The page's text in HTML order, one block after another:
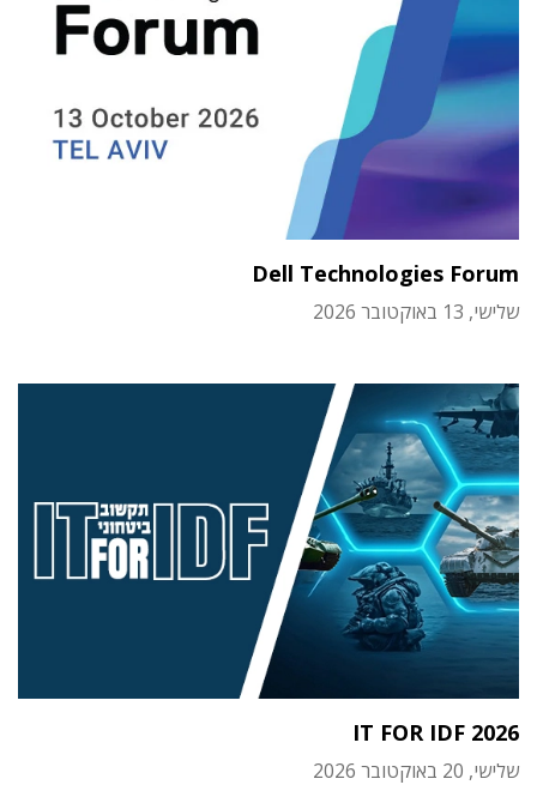
Dell Technologies Forum
שלישי, 13 באוקטובר 2026
IT FOR IDF 2026
שלישי, 20 באוקטובר 2026